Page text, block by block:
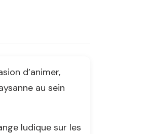
d’animer,
au sein
ludique sur les